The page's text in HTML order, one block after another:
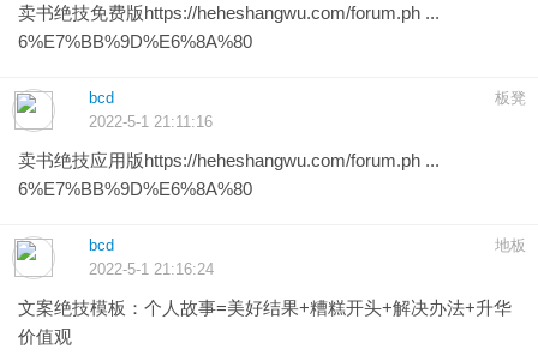
卖书绝技免费版https://heheshangwu.com/forum.ph ...
6%E7%BB%9D%E6%8A%80
板凳
bcd
2022-5-1 21:11:16
卖书绝技应用版https://heheshangwu.com/forum.ph ...
6%E7%BB%9D%E6%8A%80
地板
bcd
2022-5-1 21:16:24
文案绝技模板：个人故事=美好结果+糟糕开头+解决办法+升华
价值观